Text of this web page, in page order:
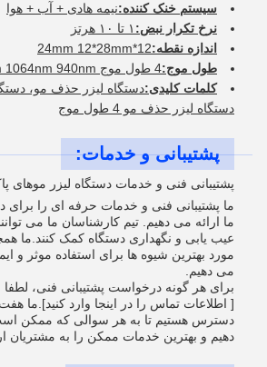
سیستم خنک کننده:نیمه هادی + آب + هوا
نرخ تکرار نبض: ۱ تا ۱۰ هرتز
اندازه نقطه:12*24mm 12*28mm
طول موج:4 طول موج 755nm 808nm 1064nm 940nm
کلمات کلیدی:دستگاه لیزر حذف مو،
دستگاه لیزر حذف مو 4 طول موج
پشتیبانی و خدمات:
پشتیبانی فنی و خدمات دستگاه لیزر موهای
ما پشتیبانی فنی و خدمات حرفه ای را برای
ما ارائه می دهیم. تیم کارشناسان ما می
عیب یابی و نگهداری دستگاه کمک کنند.ما
مورد بهترین شیوه ها برای استفاده موثر و
می دهیم.
برای هر گونه درخواست پشتیبانی فنی، لطفا
[ اطلاعات تماس را در اینجا وارد کنید].ما
دسترس هستیم تا به هر سوالی که ممکن
دهیم و بهترین خدمات ممکن را به مشتریان